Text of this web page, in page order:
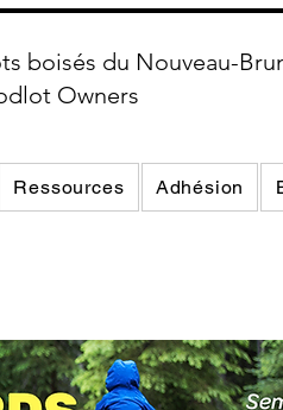
boisés du Nouveau-
Owners
Ressources Adhésion